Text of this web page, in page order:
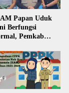
Papan Uduk
Berfungsi
Pemkab
Air Bersih
ke Rumah